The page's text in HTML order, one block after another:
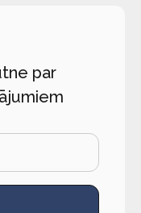
par